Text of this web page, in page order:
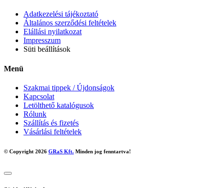
Adatkezelési tájékoztató
Általános szerződési feltételek
Elállási nyilatkozat
Impresszum
Süti beállítások
Menü
Szakmai tippek / Újdonságok
Kapcsolat
Letölthető katalógusok
Rólunk
Szállítás és fizetés
Vásárlási feltételek
© Copyright 2026 GRaS Kft. Minden jog fenntartva!